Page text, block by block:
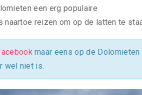
een erg populaire
reizen om op de latten te
maar eens op de Dolomieten
wel niet is.